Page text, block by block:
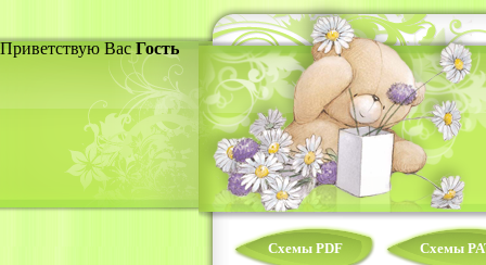
Приветствую Вас Гость
Схемы PDF Схемы